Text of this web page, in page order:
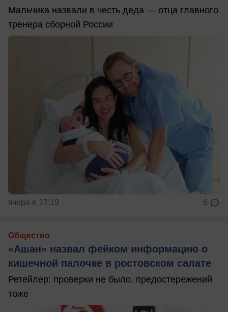
Мальчика назвали в честь деда — отца главного
тренера сборной России
вчера в 17:19 6
Общество
«Ашан» назвал фейком информацию о
кишечной палочке в ростовском салате
Ретейлер: проверки не было, предостережений
тоже